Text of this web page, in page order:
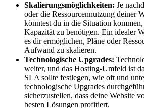
Skalierungsmöglichkeiten: Je
oder die Ressourcennutzung deiner
könntest du in die Situation
Kapazität zu benötigen. Ein idealer
es dir ermöglichen, Pläne oder
Aufwand zu skalieren.
Technologische Upgrades:
weiter, und das Hosting-Umfeld ist
SLA sollte festlegen, wie oft und
technologische Upgrades
sicherzustellen, dass deine Website
besten Lösungen profitiert.